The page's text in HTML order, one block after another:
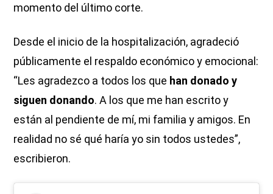
momento del último corte.
Desde el inicio de la hospitalización, agradeció
públicamente el respaldo económico y emocional:
“Les agradezco a todos los que han donado y
siguen donando. A los que me han escrito y
están al pendiente de mí, mi familia y amigos. En
realidad no sé qué haría yo sin todos ustedes”,
escribieron.